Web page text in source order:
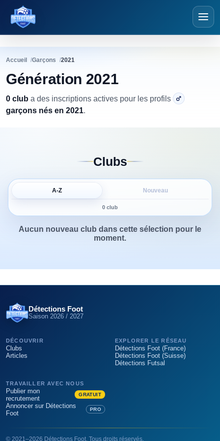
Détections Foot
Accueil Garçons 2021
Génération 2021
0 club a des inscriptions actives pour les profils
garçons nés en 2021.
Clubs
A-Z Nouveau
0 club
Aucun nouveau club dans cette sélection pour le
moment.
Détections Foot
Saison 2026 / 2027
DÉCOUVRIR
Clubs
Articles
EXPLORER LE RÉSEAU
Détections Foot (France)
Détections Foot (Suisse)
Détections Futsal
TRAVAILLER AVEC NOUS
Publier mon
recrutement
GRATUIT
Annoncer sur Détections
Foot
PRO
© 2021 –2026 Détections Foot . Tous droits réservés.